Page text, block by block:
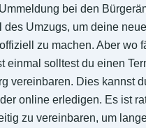
bei den
des Umzugs, um deine
zu machen. Aber wo
einmal solltest du einen
vereinbaren. Dies kannst
online erledigen. Es ist
zu vereinbaren, um